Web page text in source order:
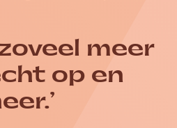
meer
op en